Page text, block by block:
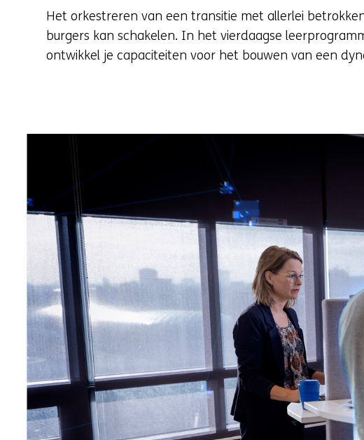
Het orkestreren van een transitie met allerlei
burgers kan schakelen. In het vierdaagse
ontwikkel je capaciteiten voor het bouwen van een